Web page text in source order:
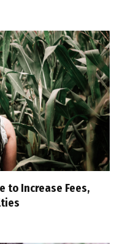
to Increase Fees,